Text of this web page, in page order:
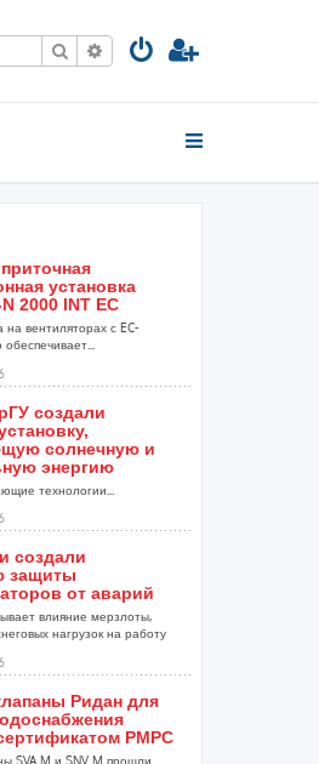
Поиск Расширенный поиск
установка
2000 INT EC
на вентиляторах с EC-
создали
солнечную и
энергию
технологии...
создали
защиты
от аварий
влияние мерзлоты,
нагрузок на работу
Ридан для
РМРС
SVA M и SNV M прошли